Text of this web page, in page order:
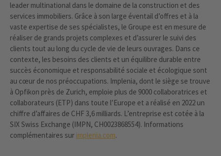
leader multinational dans le domaine de la construction et des
services immobiliers. Grâce à son large éventail d’offres et à la
vaste expertise de ses spécialistes, le Groupe est en mesure de
réaliser de grands projets complexes et d’assurer le suivi des
clients tout au long du cycle de vie de leurs ouvrages. Dans ce
contexte, les besoins des clients et un équilibre durable entre
succès économique et responsabilité sociale et écologique sont
au cœur de nos préoccupations. Implenia, dont le siège se trouve
à Opfikon près de Zurich, emploie plus de 9000 collaboratrices et
collaborateurs (ETP) dans toute l’Europe et a réalisé en 2022 un
chiffre d’affaires de CHF 3,6 milliards. L’entreprise est cotée à la
SIX Swiss Exchange (IMPN, CH0023868554). Informations
complémentaires sur implenia.com.